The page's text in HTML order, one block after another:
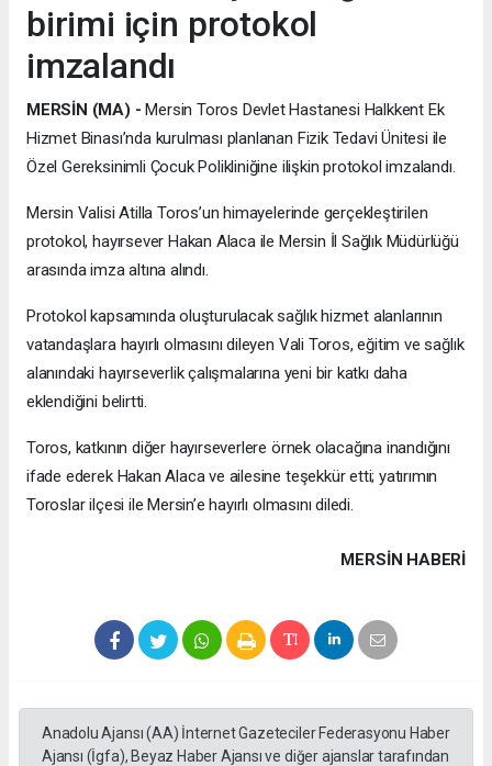
birimi için protokol
imzalandı
MERSİN (MA) - Mersin Toros Devlet Hastanesi Halkkent Ek
Hizmet Binası’nda kurulması planlanan Fizik Tedavi Ünitesi ile
Özel Gereksinimli Çocuk Polikliniğine ilişkin protokol imzalandı.
Mersin Valisi Atilla Toros’un himayelerinde gerçekleştirilen
protokol, hayırsever Hakan Alaca ile Mersin İl Sağlık Müdürlüğü
arasında imza altına alındı.
Protokol kapsamında oluşturulacak sağlık hizmet alanlarının
vatandaşlara hayırlı olmasını dileyen Vali Toros, eğitim ve sağlık
alanındaki hayırseverlik çalışmalarına yeni bir katkı daha
eklendiğini belirtti.
Toros, katkının diğer hayırseverlere örnek olacağına inandığını
ifade ederek Hakan Alaca ve ailesine teşekkür etti; yatırımın
Toroslar ilçesi ile Mersin’e hayırlı olmasını diledi.
MERSIN HABERİ
Anadolu Ajansı (AA) İnternet Gazeteciler Federasyonu Haber
Ajansı (İgfa), Beyaz Haber Ajansı ve diğer ajanslar tarafından